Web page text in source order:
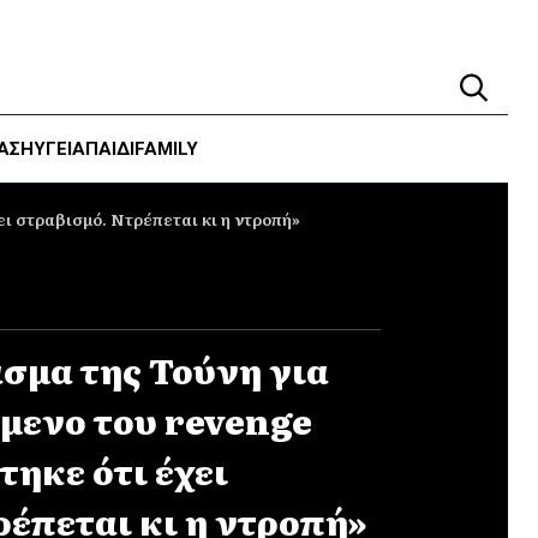
ΥΓΕΊΑΠΑΙΔΙFAMILY
στραβισμό. Ντρέπεται κι η ντροπή»
της Τούνη για
του revenge
ότι έχει
κι η ντροπή»